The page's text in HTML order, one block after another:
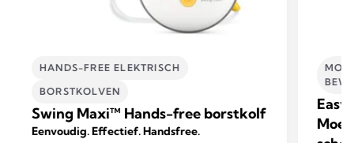
HANDS-FREE ELEKTRISCH
BORSTKOLVEN
Swing Maxi™ Hands-free borstkolf
Eenvoudig. Effectief. Handsfree.
Easy